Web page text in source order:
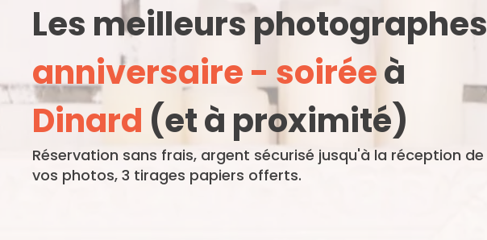
Les meilleurs photographes
anniversaire - soiréeà
Dinard (et à proximité)
Réservation sans frais, argent sécurisé jusqu'à la réception de
vos photos, 3 tirages papiers offerts.